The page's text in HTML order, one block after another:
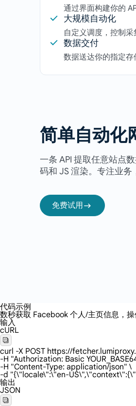
通过界面构建你的
大规模自动化
自定义调度，控制采
数据交付
数据送达你的指定
简单自动化
一条 API 提取任意站点
码和 JS 渲染。专注业务
免费试用
代码示例
数秒获取 Facebook 个人/主页信息，操
输入
cURL
curl -X POST https://
-H "Authorization: Basic
-H "Content-Type: application/json" \
-d "{\"locale\":\"en-
输出
JSON